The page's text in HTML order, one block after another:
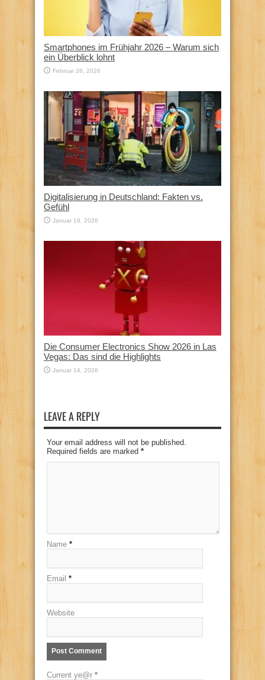
Smartphones im Frühjahr 2026 – Warum sich
ein Überblick lohnt
Februar 26, 2026
Digitalisierung in Deutschland: Fakten vs.
Gefühl
Januar 19, 2026
Die Consumer Electronics Show 2026 in Las
Vegas: Das sind die Highlights
Januar 14, 2026
LEAVE A REPLY
Your email address will not be published.
Required fields are marked *
Name *
Email *
Website
Current ye@r *